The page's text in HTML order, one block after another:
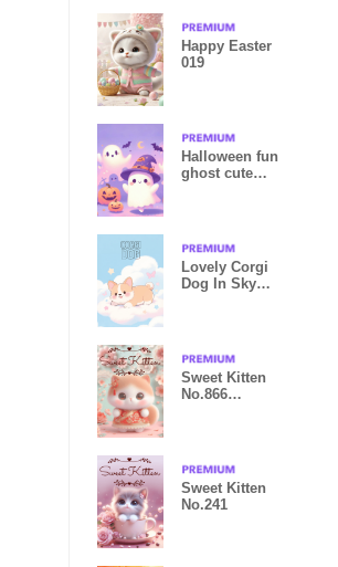
Happy Easter
019
Halloween fun
ghost cute
Lovely Corgi
Dog In Sky
Sweet Kitten
No.866
Sweet Kitten
No.241